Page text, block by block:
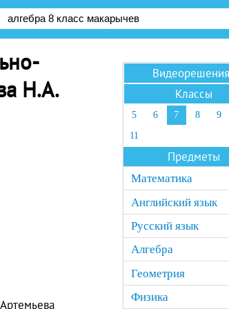
Н.А.
Видеорешения
Классы
5 6 7 8 9
11
Предметы
Математика
Английский язык
Русский язык
Алгебра
Геометрия
Физика